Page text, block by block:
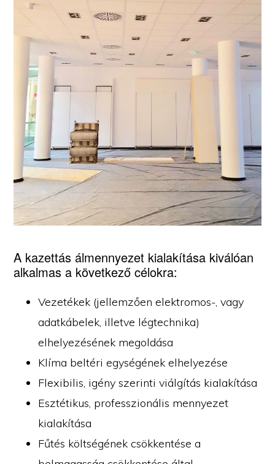
A kazettás álmennyezet kialakítása kiválóan
alkalmas a következő célokra:
Vezetékek (jellemzően elektromos-, vagy
adatkábelek, illetve légtechnika)
elhelyezésének megoldása
Klíma beltéri egységének elhelyezése
Flexibilis, igény szerinti viálgítás kialakítása
Esztétikus, professzionális mennyezet
kialakítása
Fűtés költségének csökkentése a